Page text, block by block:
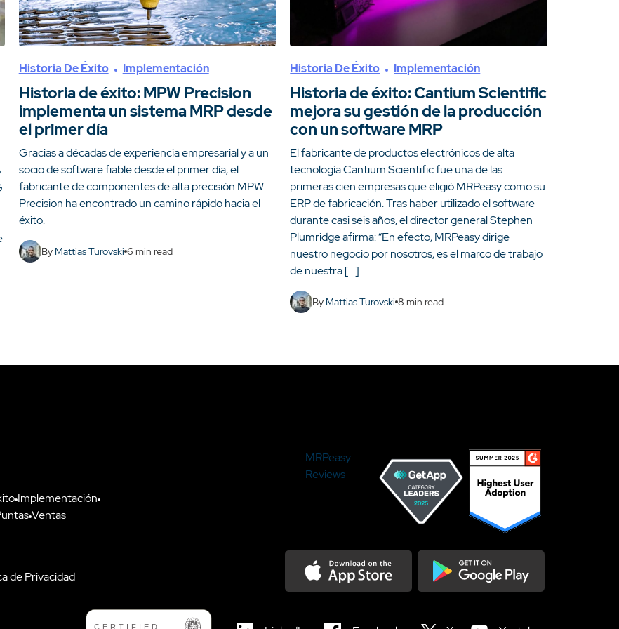
Historia De Éxito Implementación
Historia de éxito: MPW Precision
implementa un sistema MRP desde
el primer día
Gracias a décadas de experiencia empresarial y a un
socio de software fiable desde el primer día, el
fabricante de componentes de alta precisión MPW
Precision ha encontrado un camino rápido hacia el
éxito.
By Mattias Turovski 6 min read
Historia De Éxito Implementación
Historia de éxito: Cantium Scientific
mejora su gestión de la producción
con un software MRP
El fabricante de productos electrónicos de alta
tecnología Cantium Scientific fue una de las
primeras cien empresas que eligió MRPeasy como su
ERP de fabricación. Tras haber utilizado el software
durante casi seis años, el director general Stephen
Plumridge afirma: “En efecto, MRPeasy dirige
nuestro negocio por nosotros, es el marco de trabajo
de nuestra […]
By Mattias Turovski 8 min read
Implementación
Ventas
de Privacidad
MRPeasy
Reviews